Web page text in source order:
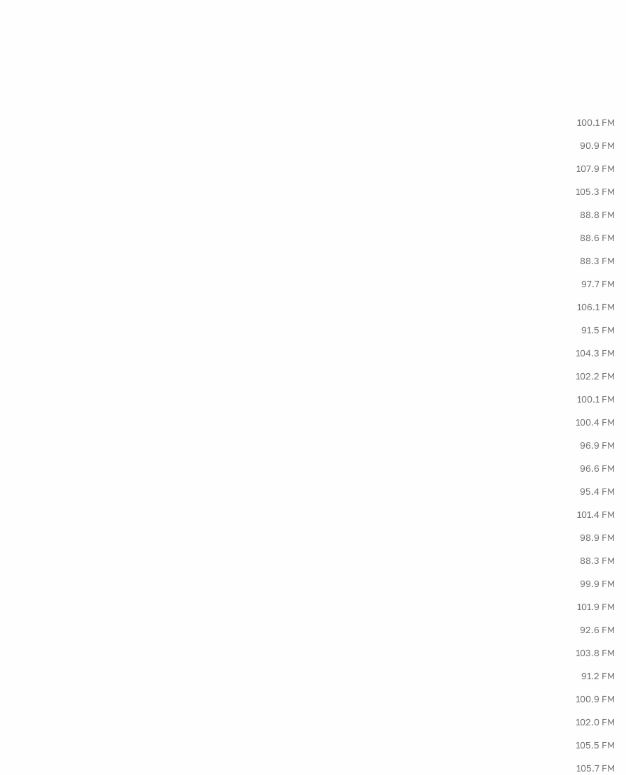
100.1 FM
90.9 FM
107.9 FM
105.3 FM
88.8 FM
88.6 FM
88.3 FM
97.7 FM
106.1 FM
91.5 FM
104.3 FM
102.2 FM
100.1 FM
100.4 FM
96.9 FM
96.6 FM
95.4 FM
101.4 FM
98.9 FM
88.3 FM
99.9 FM
101.9 FM
92.6 FM
103.8 FM
91.2 FM
100.9 FM
102.0 FM
105.5 FM
105.7 FM